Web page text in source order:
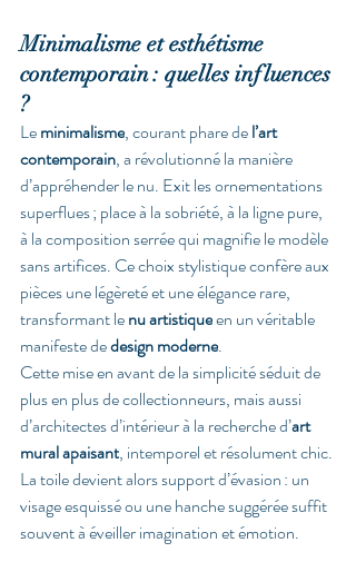
Minimalisme et esthétisme
contemporain : quelles influences
?
Le minimalisme, courant phare de l’art
contemporain, a révolutionné la manière
d’appréhender le nu. Exit les ornementations
superflues ; place à la sobriété, à la ligne pure,
à la composition serrée qui magnifie le modèle
sans artifices. Ce choix stylistique confère aux
pièces une légèreté et une élégance rare,
transformant le nu artistique en un véritable
manifeste de design moderne.
Cette mise en avant de la simplicité séduit de
plus en plus de collectionneurs, mais aussi
d’architectes d’intérieur à la recherche d’art
mural apaisant, intemporel et résolument chic.
La toile devient alors support d’évasion : un
visage esquissé ou une hanche suggérée suffit
souvent à éveiller imagination et émotion.